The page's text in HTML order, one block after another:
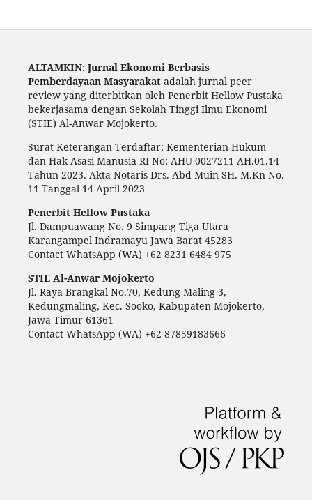
ALTAMKIN: Jurnal Ekonomi Berbasis
Pemberdayaan Masyarakatadalah jurnal peer
review yang diterbitkan oleh Penerbit Hellow Pustaka
bekerjasama dengan Sekolah Tinggi Ilmu Ekonomi
(STIE) Al-Anwar Mojokerto.
Surat Keterangan Terdaftar: Kementerian Hukum
dan Hak Asasi Manusia RI No: AHU-0027211-AH.01.14
Tahun 2023. Akta Notaris Drs. Abd Muin SH. M.Kn No.
11 Tanggal 14 April 2023
Penerbit Hellow Pustaka
Jl. Dampuawang No. 9 Simpang Tiga Utara
Karangampel Indramayu Jawa Barat 45283
Contact WhatsApp (WA) +62 8231 6484 975
STIE Al-Anwar Mojokerto
Jl. Raya Brangkal No.70, Kedung Maling 3,
Kedungmaling, Kec. Sooko, Kabupaten Mojokerto,
Jawa Timur 61361
Contact WhatsApp (WA) +62 87859183666